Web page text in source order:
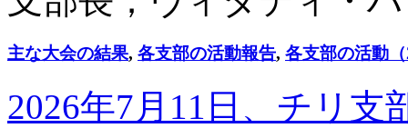
主な大会の結果, 各支部の活動報告, 各支部の活動
2026年7月11日、チリ